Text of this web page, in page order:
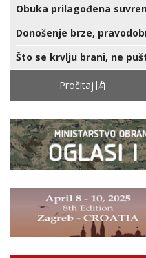
Obuka prilagođena
Donošenje brze,
Što se krvlju brani, ne
Pročitaj